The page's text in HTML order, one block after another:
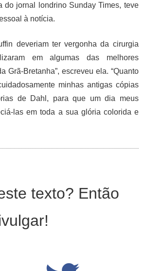
do jornal londrino Sunday Times, teve
à notícia.
deveriam ter vergonha da cirurgia
em algumas das melhores
Grã-Bretanha”, escreveu ela. “Quanto
minhas antigas cópias
de Dahl, para que um dia meus
las em toda a sua glória colorida e
texto? Então